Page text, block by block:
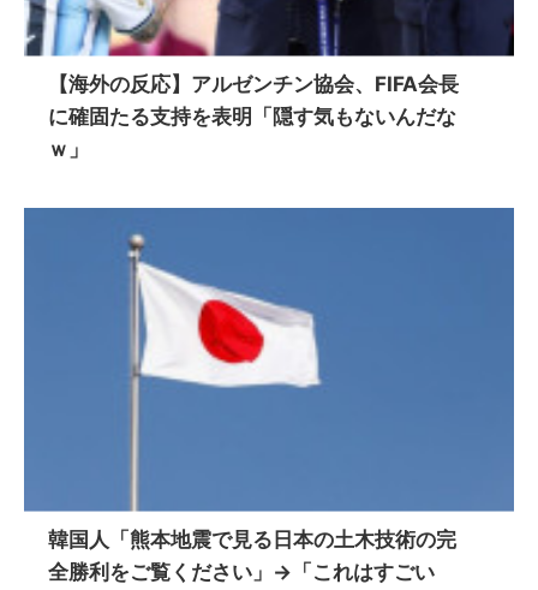
【海外の反応】アルゼンチン協会、FIFA会長
に確固たる支持を表明「隠す気もないんだな
ｗ」
韓国人「熊本地震で見る日本の土木技術の完
全勝利をご覧ください」→「これはすごい